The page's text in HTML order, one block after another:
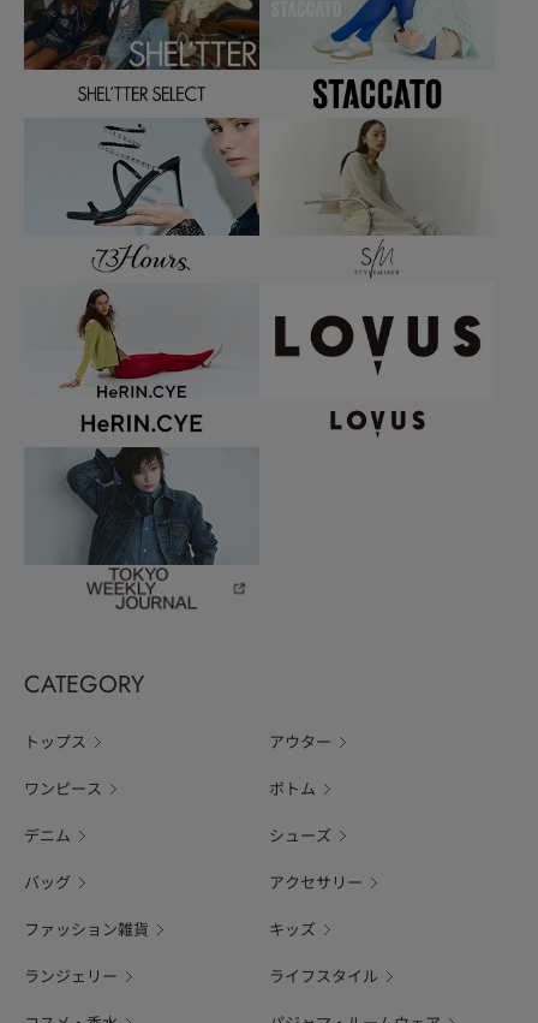
CATEGORY
トップス アウター
ワンピース ボトム
デニム シューズ
バッグ アクセサリー
ファッション雑貨 キッズ
ランジェリー ライフスタイル